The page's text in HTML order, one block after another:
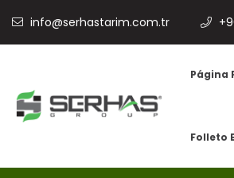
info@serhastarim.com.tr
Página
Folleto